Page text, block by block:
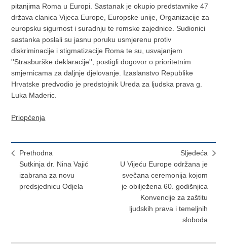
pitanjima Roma u Europi. Sastanak je okupio predstavnike 47
država clanica Vijeca Europe, Europske unije, Organizacije za
europsku sigurnost i suradnju te romske zajednice. Sudionici
sastanka poslali su jasnu poruku usmjerenu protiv
diskriminacije i stigmatizacije Roma te su, usvajanjem
''Strasburške deklaracije'', postigli dogovor o prioritetnim
smjernicama za daljnje djelovanje. Izaslanstvo Republike
Hrvatske predvodio je predstojnik Ureda za ljudska prava g.
Luka Maderic.
Priopćenja
Prethodna
Sutkinja dr. Nina Vajić
izabrana za novu
predsjednicu Odjela
Sljedeća
U Vijeću Europe održana je
svečana ceremonija kojom
je obilježena 60. godišnjica
Konvencije za zaštitu
ljudskih prava i temeljnih
sloboda